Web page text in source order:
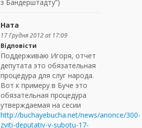
з Бандерштадту”)
Ната
17 Грудня 2012 at 17:09
Відповісти
Поддерживаю Игоря, отчет
дeпутата это обязательная
процедура для слуг народа.
Вот к примеру в Буче это
обязательная процедура
утверждаемая на сесии
http://buchayebucha.net/news/anonce/300-
zviti-deputativ-v-subotu-17-